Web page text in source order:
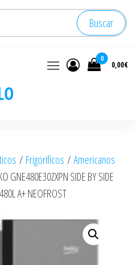
Buscar
0
0,00€
/ Frigorificos / Americanos
GNE480E30ZXPN SIDE BY SIDE
A+ NEOFROST